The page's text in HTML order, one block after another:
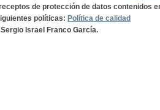
de protección de datos contenidos
políticas: Política de calidad
Israel Franco García.